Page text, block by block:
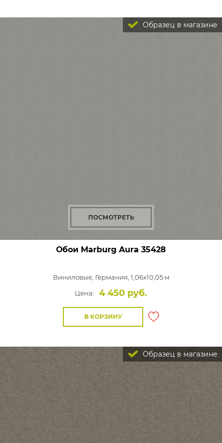
Образец в магазине
ПОСМОТРЕТЬ
Обои Marburg Aura 35428
Виниловые, Германия, 1,06x10,05 м
Цена:
4 450 руб.
В КОРЗИНУ
Образец в магазине